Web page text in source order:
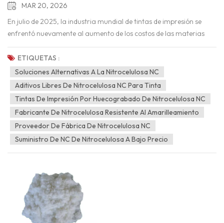
MAR 20, 2026
En julio de 2025, la industria mundial de tintas de impresión se
enfrentó nuevamente al aumento de los costos de las materias
primas. El 3 de julio de 2025, Sun Chemical anunció un aumento
de precios en toda su gama de productos que contienen
nitrocelulosa en Europa, Oriente Medio y África, debido a
"aumentos significativos en los costos de las materias primas". El
28 de enero de 2026, Sun Chemical Packaging and Graphics
implementará un aumento de precios en toda su gama de
productos que contienen nitrocelulosa en Latinoamérica,
impulsado por aumentos sostenidos y significativos en los costos
de la nitrocelulosa. Los ajustes entrarán en vigor de inmediato o
según lo estipulado en los acuerdos con los clientes existentes, y el
de nitrocelulosa (NC). (Fuente: Sitio web oficial de Sun
Chemical) Nitrocelulosa, También conocida como NC, es una
resina funcional clave en las tintas tradicionales a base de
solventes. Ofrece una excelente imprimibilidad, nivelación, secado
ETIQUETAS :
Soluciones Alternativas A La Nitrocelulosa NC
Aditivos Libres De Nitrocelulosa NC Para Tinta
Tintas De Impresión Por Huecograbado De Nitrocelulosa NC
Fabricante De Nitrocelulosa Resistente Al Amarilleamiento
Proveedor De Fábrica De Nitrocelulosa NC
Suministro De NC De Nitrocelulosa A Bajo Precio